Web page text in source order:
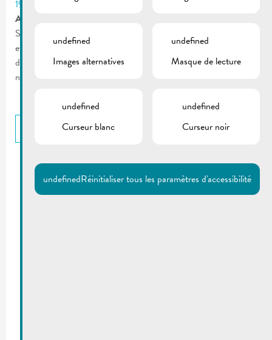
19
Aux restaurateurs:
Si votre établissement propose un service de livraison à domicile
et/ou des plats à emporter et que votre restaurant ne figure pas
dans cette liste, veuillez nous transmettre les coordonnées
nécessaires : visit@remich.lu.
RETOUR
LIENS
Newsticker Remich | Covid-19
undefined
Images alternatives
undefined
Masque de lecture
undefined
Curseur blanc
undefined
Curseur noir
undefinedRéinitialiser tous les paramètres d'accessibilité